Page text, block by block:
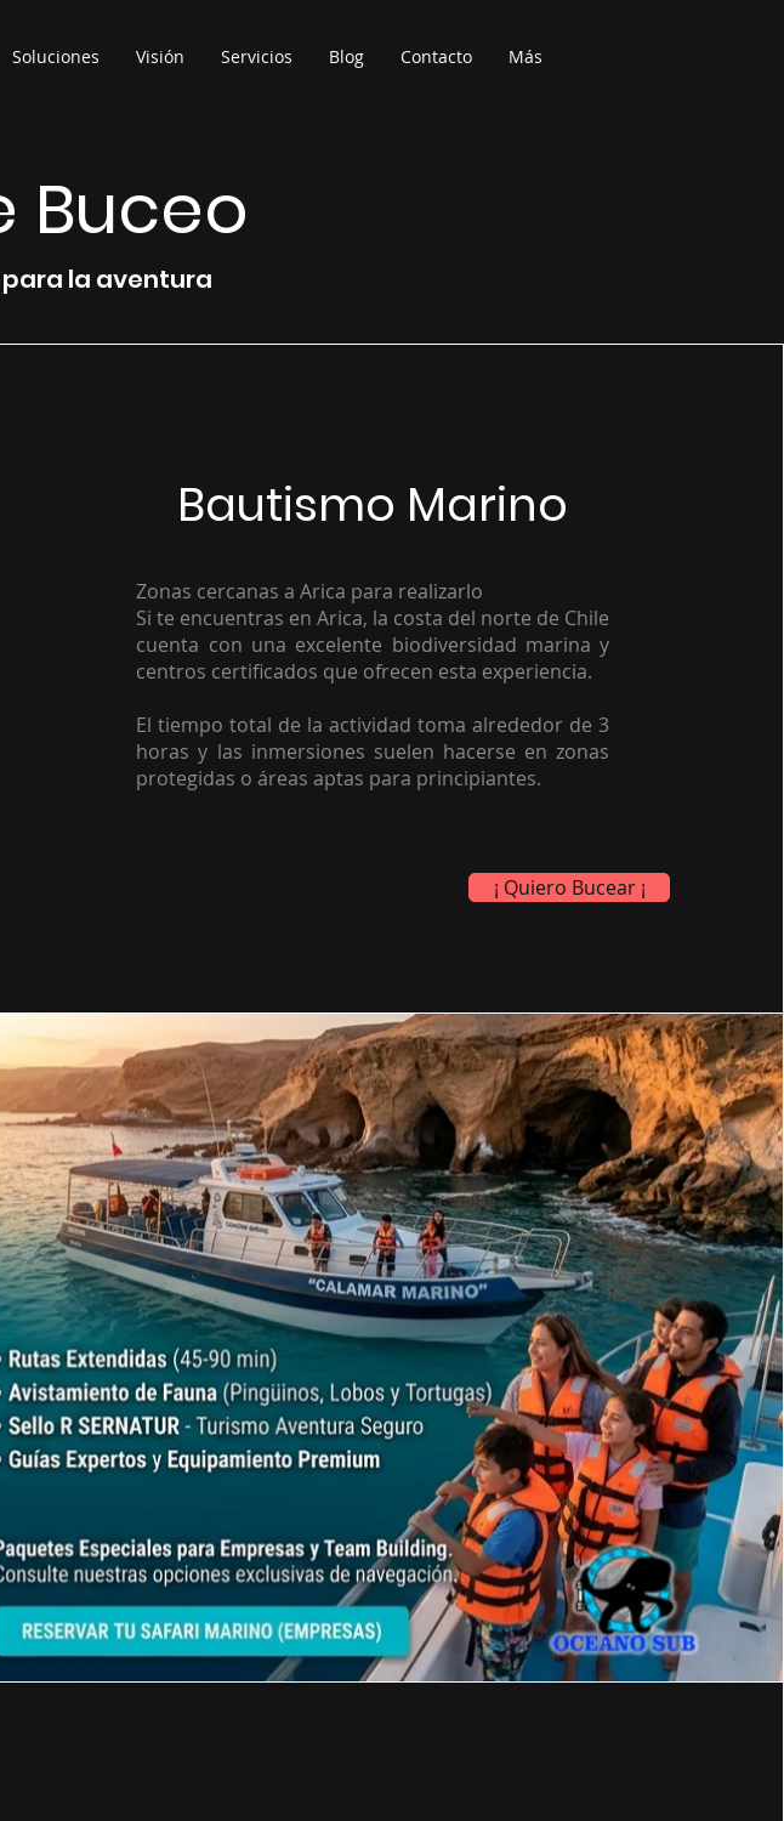
Soluciones Visión Servicios Blog Contacto Más
Buceo
la aventura
Bautismo Marino
Zonas cercanas a Arica para realizarlo
Si te encuentras en Arica, la costa del norte de Chile
cuenta con una excelente biodiversidad marina y
centros certificados que ofrecen esta experiencia.
El tiempo total de la actividad toma alrededor de 3
horas y las inmersiones suelen hacerse en zonas
protegidas o áreas aptas para principiantes.
¡ Quiero Bucear ¡